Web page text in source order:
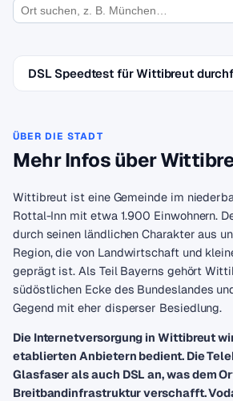
DSL Speedtest für Wittibreut
ÜBER DIE STADT
Mehr Infos über
Wittibreut ist eine Gemeinde im
Rottal-Inn mit etwa 1.900 Einwohnern.
durch seinen ländlichen Charakter aus
Region, die von Landwirtschaft und
geprägt ist. Als Teil Bayerns gehört
südöstlichen Ecke des Bundeslandes
Gegend mit eher disperser Besiedlung.
Die Internetversorgung in Wittibreut
etablierten Anbietern bedient. Die
Glasfaser als auch DSL an, was dem
Breitbandinfrastruktur verschafft.